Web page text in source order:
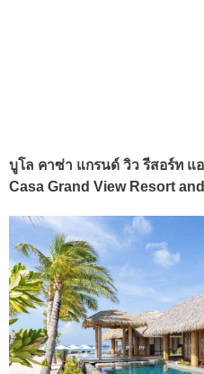
บูโล คาซ่า แกรนด์ วิว รีสอร์ท แ
Casa Grand View Resort